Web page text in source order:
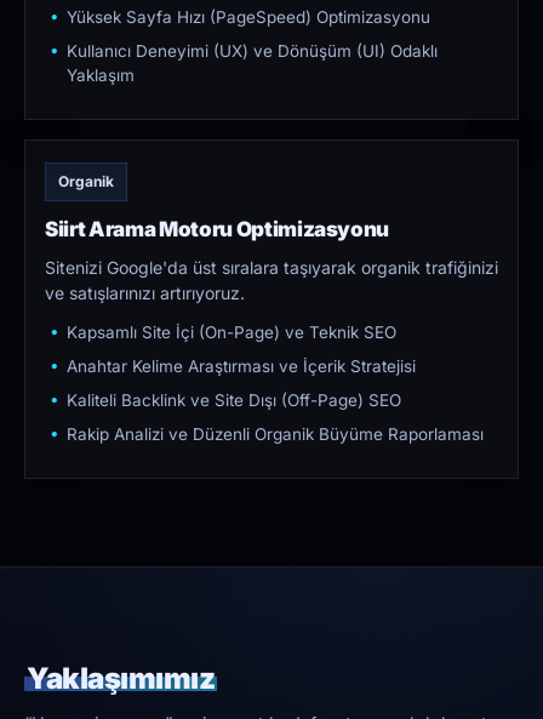
Yüksek Sayfa Hızı (PageSpeed) Optimizasyonu
Kullanıcı Deneyimi (UX) ve Dönüşüm (UI) Odaklı
Yaklaşım
Organik
Siirt Arama Motoru Optimizasyonu
Sitenizi Google'da üst sıralara taşıyarak organik trafiğinizi
ve satışlarınızı artırıyoruz.
Kapsamlı Site İçi (On-Page) ve Teknik SEO
Anahtar Kelime Araştırması ve İçerik Stratejisi
Kaliteli Backlink ve Site Dışı (Off-Page) SEO
Rakip Analizi ve Düzenli Organik Büyüme Raporlaması
Yaklaşımımız